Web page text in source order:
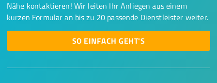
Nähe kontaktieren! Wir leiten Ihr Anliegen aus einem
kurzen Formular an bis zu 20 passende Dienstleister weiter.
SO EINFACH GEHT'S